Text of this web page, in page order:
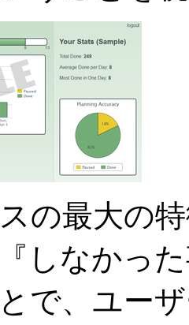
の最大の
『しなかっ
で、ユー